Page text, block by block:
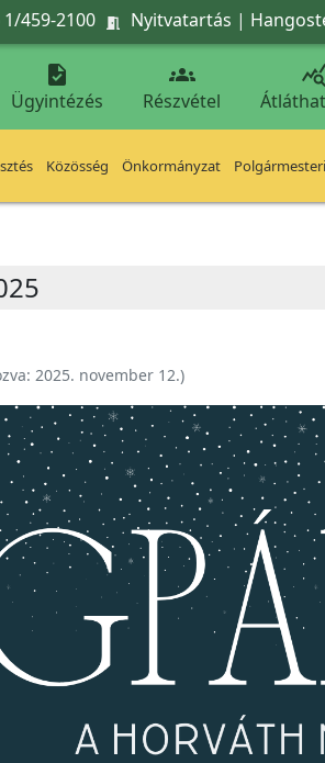
459-2100  Nyitvatartás |

Ügyintézés

Részvétel

Közösség Önkormányzat
2025. november 12.)